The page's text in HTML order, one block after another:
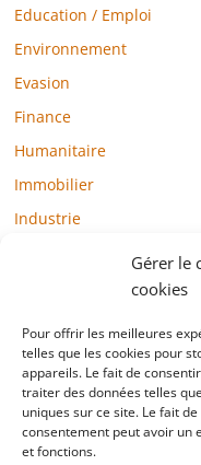
Gérer le
cookies
Pour offrir les meilleures
telles que les cookies pour
appareils. Le fait de
traiter des données telles
uniques sur ce site. Le fait
consentement peut avoir un
et fonctions.
Education / Emploi
Environnement
Evasion
Finance
Humanitaire
Immobilier
Industrie
Mode / Beauté / Bien-
Santé
Société
Sports